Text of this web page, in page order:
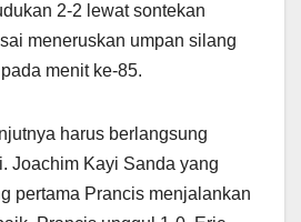
2-2 lewat sontekan
meneruskan umpan silang
menit ke-85.
harus berlangsung
Joachim Kayi Sanda yang
pertama Prancis menjalankan